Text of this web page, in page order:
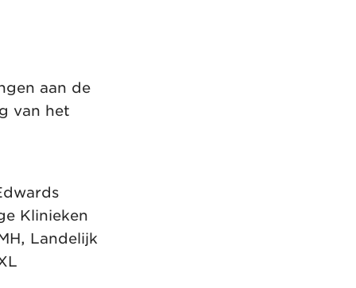
aan de
van het
Klinieken
Landelijk